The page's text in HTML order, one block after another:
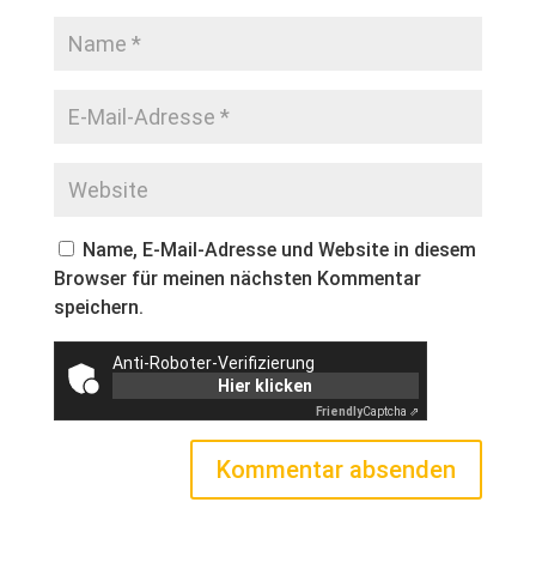
Name, E-Mail-Adresse und Website in diesem
Browser für meinen nächsten Kommentar
speichern.
Anti-Roboter-Verifizierung
Hier klicken
FriendlyCaptcha ⇗